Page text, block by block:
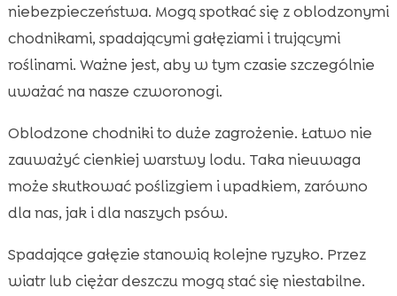
niebezpieczeństwa. Mogą spotkać się z oblodzonymi
chodnikami, spadającymi gałęziami i trującymi
roślinami. Ważne jest, aby w tym czasie szczególnie
uważać na nasze czworonogi.
Oblodzone chodniki to duże zagrożenie. Łatwo nie
zauważyć cienkiej warstwy lodu. Taka nieuwaga
może skutkować poślizgiem i upadkiem, zarówno
dla nas, jak i dla naszych psów.
Spadające gałęzie stanowią kolejne ryzyko. Przez
wiatr lub ciężar deszczu mogą stać się niestabilne.